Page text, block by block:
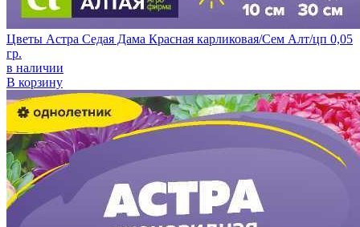
Цветы Астра Седая Дама Красная карликовая/Сем Алт/цп 0,05
гр.
в наличии
В корзину